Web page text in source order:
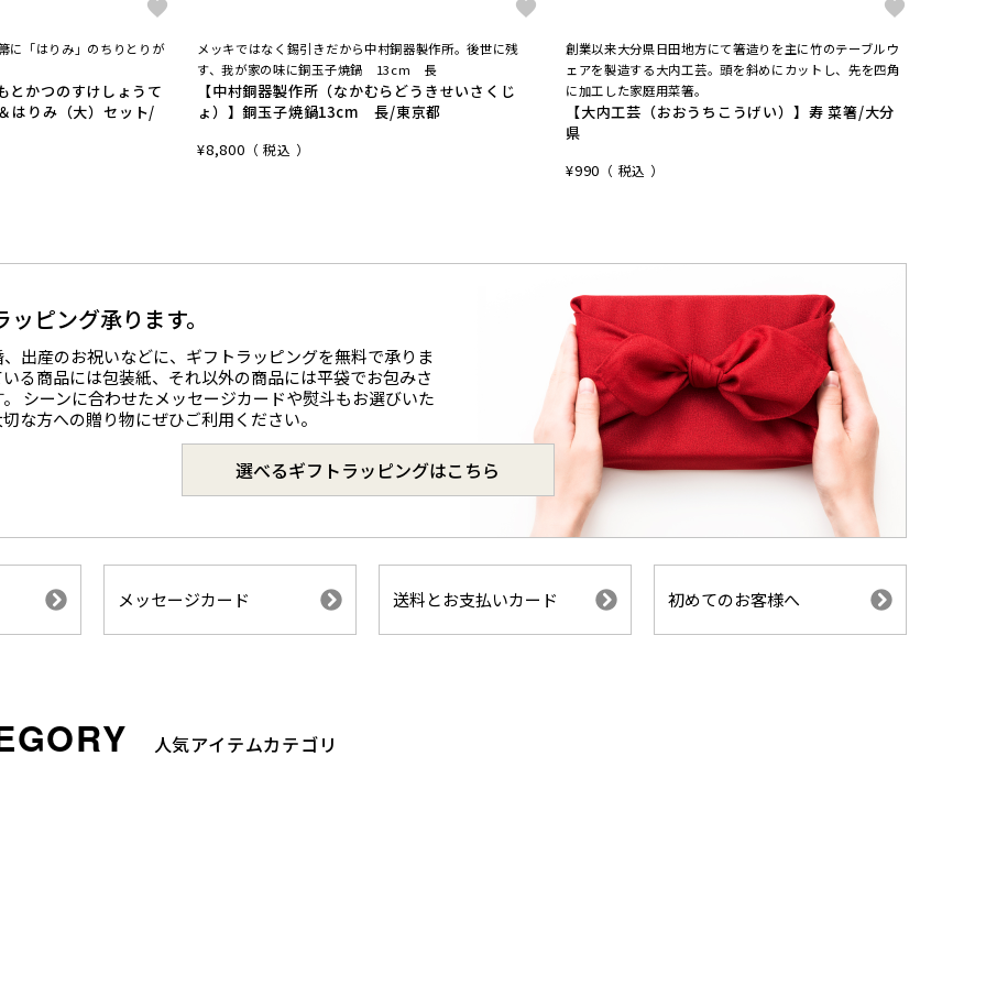
に「はりみ」のちりとりが
とかつのすけしょうて
はりみ（大）セット/
メッキではなく錫引きだから中村銅器製作所。後世に残
す、我が家の味に銅玉子焼鍋 13cm 長
【中村銅器製作所（なかむらどうきせいさくじ
ょ）】銅玉子焼鍋13cm 長/東京都
¥8,800 税込
創業以来大分県日田地方にて箸造りを主に竹のテーブルウ
ェアを製造する大内工芸。頭を斜めにカットし、先を四角
に加工した家庭用菜箸。
【大内工芸（おおうちこうげい）】寿 菜箸/大分
県
¥990 税込
ピング承ります。
出産のお祝いなどに、ギフトラッピングを無料で承りま
る商品には包装紙、それ以外の商品には平袋でお包みさ
シーンに合わせたメッセージカードや熨斗もお選びいた
な方への贈り物にぜひご利用ください。
選べるギフトラッピングはこちら
メッセージカード 送料とお支払いカード 初めてのお客様へ
人気アイテムカテゴリ